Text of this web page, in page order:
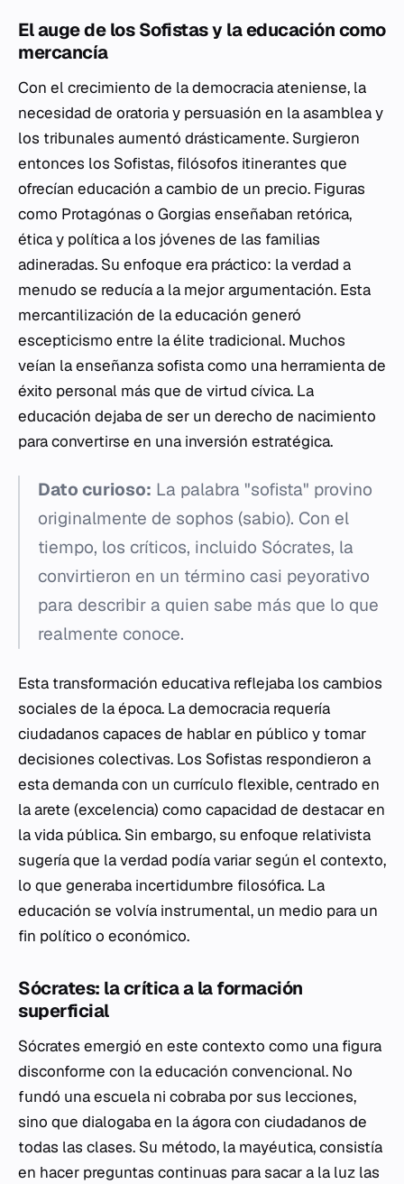
El auge de los Sofistas y la educación como
mercancía
Con el crecimiento de la democracia ateniense, la
necesidad de oratoria y persuasión en la asamblea y
los tribunales aumentó drásticamente. Surgieron
entonces los Sofistas, filósofos itinerantes que
ofrecían educación a cambio de un precio. Figuras
como Protagónas o Gorgias enseñaban retórica,
ética y política a los jóvenes de las familias
adineradas. Su enfoque era práctico: la verdad a
menudo se reducía a la mejor argumentación. Esta
mercantilización de la educación generó
escepticismo entre la élite tradicional. Muchos
veían la enseñanza sofista como una herramienta de
éxito personal más que de virtud cívica. La
educación dejaba de ser un derecho de nacimiento
para convertirse en una inversión estratégica.
Dato curioso: La palabra "sofista" provino
originalmente de sophos (sabio). Con el
tiempo, los críticos, incluido Sócrates, la
convirtieron en un término casi peyorativo
para describir a quien sabe más que lo que
realmente conoce.
Esta transformación educativa reflejaba los cambios
sociales de la época. La democracia requería
ciudadanos capaces de hablar en público y tomar
decisiones colectivas. Los Sofistas respondieron a
esta demanda con un currículo flexible, centrado en
laarete (excelencia) como capacidad de destacar en
la vida pública. Sin embargo, su enfoque relativista
sugería que la verdad podía variar según el contexto,
lo que generaba incertidumbre filosófica. La
educación se volvía instrumental, un medio para un
fin político o económico.
Sócrates: la crítica a la formación
superficial
Sócrates emergió en este contexto como una figura
disconforme con la educación convencional. No
fundó una escuela ni cobraba por sus lecciones,
sino que dialogaba en laágoracon ciudadanos de
todas las clases. Su método, la mayéutica, consistía
en hacer preguntas continuas para sacar a la luz las